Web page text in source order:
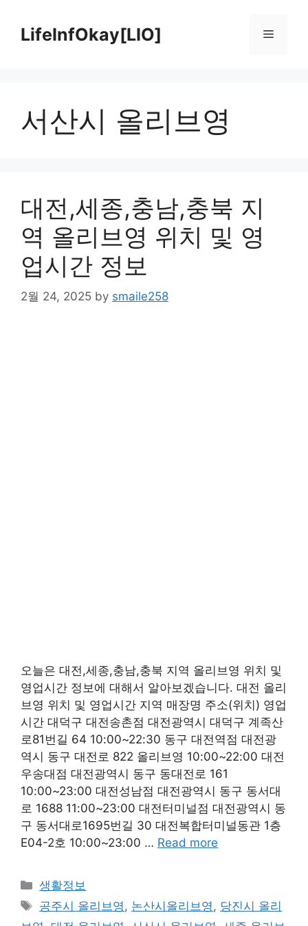
contentLifeInfOkay[LIO] Menu
서산시 올리브영
대전,세종,충남,충북 지
역 올리브영 위치 및 영
업시간 정보
2월 24, 2025 by smaile258
오늘은 대전,세종,충남,충북 지역 올리브영 위치 및
영업시간 정보에 대해서 알아보겠습니다. 대전 올리
브영 위치 및 영업시간 지역 매장명 주소(위치) 영업
시간 대덕구 대전송촌점 대전광역시 대덕구 계족산
로81번길 64 10:00~22:30 동구 대전역점 대전광
역시 동구 대전로 822 올리브영 10:00~22:00 대전
우송대점 대전광역시 동구 동대전로 161
10:00~23:00 대전성남점 대전광역시 동구 동서대
로 1688 11:00~23:00 대전터미널점 대전광역시 동
구 동서대로1695번길 30 대전복합터미널동관 1층
E04-2호 10:00~23:00 … Read more
Categories
생활정보
Tags
공주시 올리브영 , 논산시올리브영 , 당진시 올리